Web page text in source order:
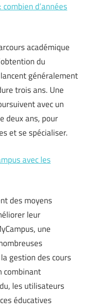
d’années
académique
du
généralement
trois ans. Une
avec un
deux ans, pour
et se spécialiser.
avec les
des moyens
leur
une
gestion des cours
combinant
les utilisateurs
éducatives